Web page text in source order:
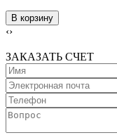
В корзину
‹›
ЗАКАЗАТЬ СЧЕТ